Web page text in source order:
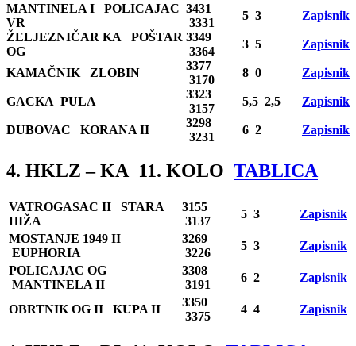
MANTINELA I POLICAJAC
VR
3431
3331
5 3
Zapisnik
ŽELJEZNIČAR KA POŠTAR
OG
3349
3364
3 5 Zapisnik
KAMAČNIK ZLOBIN
3377
3170
8 0 Zapisnik
GACKA PULA
3323
3157
5,5 2,5 Zapisnik
DUBOVAC KORANA II
3298
3231
6 2 Zapisnik
4. HKLZ – KA 11. KOLO TABLICA
VATROGASAC II STARA
HIŽA
3155
3137
5 3
Zapisnik
MOSTANJE 1949 II
EUPHORIA
3269
3226
5 3
Zapisnik
POLICAJAC OG
MANTINELA II
3308
3191
6 2 Zapisnik
OBRTNIK OG II KUPA II
3350
3375
4 4 Zapisnik